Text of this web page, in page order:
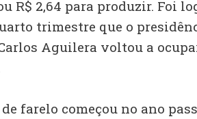
R$ 2,64 para produzir. Foi
trimestre que o
Aguilera voltou a
farelo começou no ano